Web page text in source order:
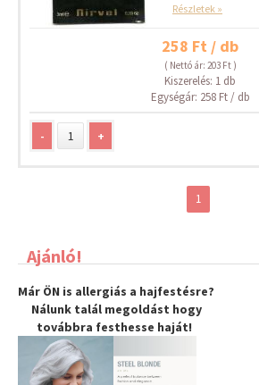
Részletek »
258 Ft / db
( Nettó ár: 203 Ft )
Kiszerelés: 1 db
Egységár: 258 Ft / db
- +
1
Ajánló!
Már ÖN is allergiás a hajfestésre?
Nálunk talál megoldást hogy
továbbra festhesse haját!